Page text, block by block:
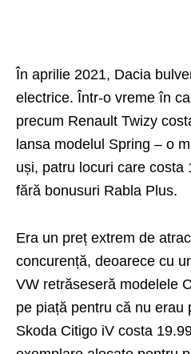
În aprilie 2021, Dacia
electrice. Într-o vreme în
precum Renault Twizy
lansa modelul Spring – o
uși, patru locuri care costa
fără bonusuri Rabla Plus.
Era un preț extrem de
concurență, deoarece cu
VW retrăseseră modelele
pe piață pentru că nu erau
Skoda Citigo iV costa